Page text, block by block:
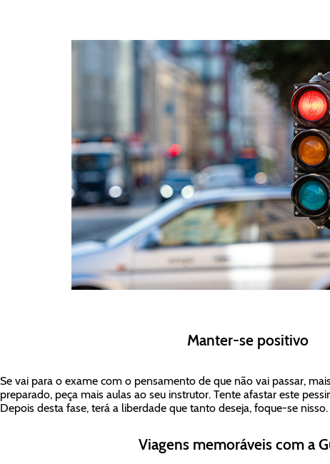
Manter-se positivo
Se vai para o exame com o pensamento de que não vai passar,
preparado, peça mais aulas ao seu instrutor. Tente afastar este
Depois desta fase, terá a liberdade que tanto deseja, foque-se nisso.
Viagens memoráveis com a